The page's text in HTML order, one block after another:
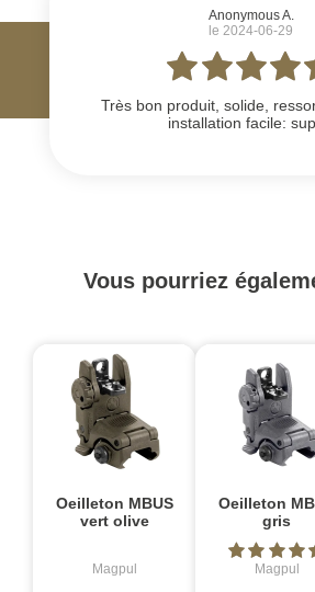
Anonymous A.
le 2024-06-29
Très bon produit, solide,
installation facile:
Vous pourriez
Oeilleton MBUS
vert olive
Magpul
Oeilleton
gris
Magpul